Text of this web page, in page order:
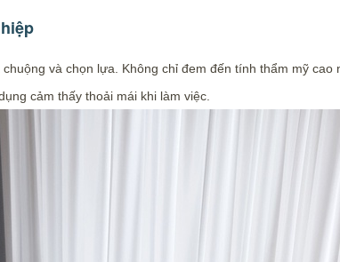
và chọn lựa. Không chỉ đem đến tính thẩm mỹ
cảm thấy thoải mái khi làm việc.